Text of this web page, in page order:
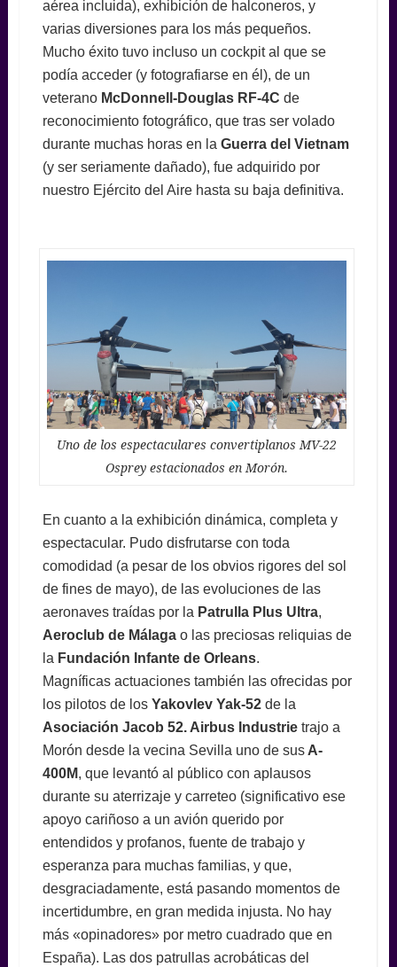
aérea incluida), exhibición de halconeros, y
varias diversiones para los más pequeños.
Mucho éxito tuvo incluso un cockpit al que se
podía acceder (y fotografiarse en él), de un
veterano McDonnell-Douglas RF-4C de
reconocimiento fotográfico, que tras ser volado
durante muchas horas en la Guerra del Vietnam
(y ser seriamente dañado), fue adquirido por
nuestro Ejército del Aire hasta su baja definitiva.
Uno de los espectaculares convertiplanos MV-22
Osprey estacionados en Morón.
En cuanto a la exhibición dinámica, completa y
espectacular. Pudo disfrutarse con toda
comodidad (a pesar de los obvios rigores del sol
de fines de mayo), de las evoluciones de las
aeronaves traídas por la Patrulla Plus Ultra,
Aeroclub de Málagao las preciosas reliquias de
la Fundación Infante de Orleans.
Magníficas actuaciones también las ofrecidas por
los pilotos de los Yakovlev Yak-52de la
Asociación Jacob 52. Airbus Industrie trajo a
Morón desde la vecina Sevilla uno de susA-
400M, que levantó al público con aplausos
durante su aterrizaje y carreteo (significativo ese
apoyo cariñoso a un avión querido por
entendidos y profanos, fuente de trabajo y
esperanza para muchas familias, y que,
desgraciadamente, está pasando momentos de
incertidumbre, en gran medida injusta. No hay
más «opinadores» por metro cuadrado que en
España). Las dos patrullas acrobáticas del